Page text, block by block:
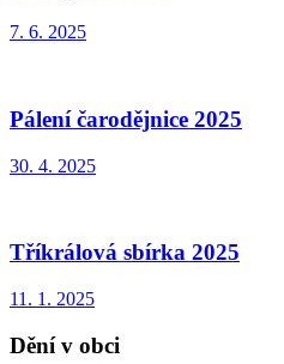
7. 6. 2025
Pálení čarodějnice 2025
30. 4. 2025
Tříkrálová sbírka 2025
11. 1. 2025
Dění v obci